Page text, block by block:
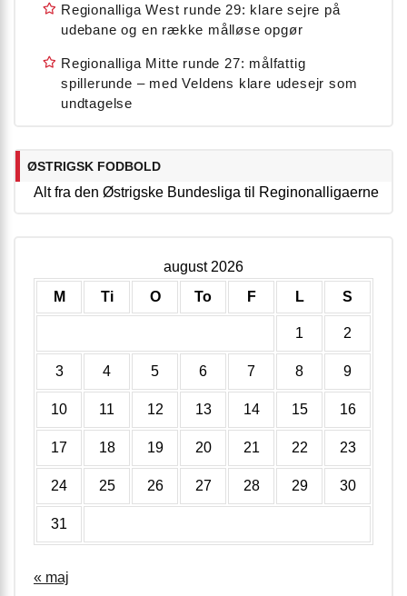
Regionalliga West runde 29: klare sejre på
udebane og en række målløse opgør
Regionalliga Mitte runde 27: målfattig
spillerunde – med Veldens klare udesejr som
undtagelse
ØSTRIGSK FODBOLD
Alt fra den Østrigske Bundesliga til Reginonalligaerne
august 2026
M
Ti O To F L S
1 2
3 4 5 6 7 8 9
10 11 12 13 14 15 16
17 18 19 20 21 22 23
24 25 26 27 28 29 30
31
« maj